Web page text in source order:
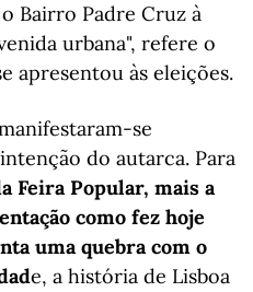
Bairro Padre Cruz à
urbana", refere o
apresentou às eleições.
se
do autarca. Para
Feira Popular, mais a
como fez hoje
uma quebra com o
e, a história de Lisboa